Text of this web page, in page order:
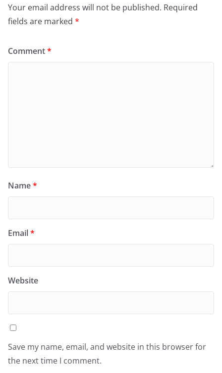
Your email address will not be published. Required
fields are marked *
Comment*
Name*
Email*
Website
Save my name, email, and website in this browser for
the next time I comment.